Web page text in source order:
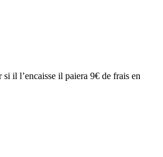
il l’encaisse il paiera 9€ de frais en